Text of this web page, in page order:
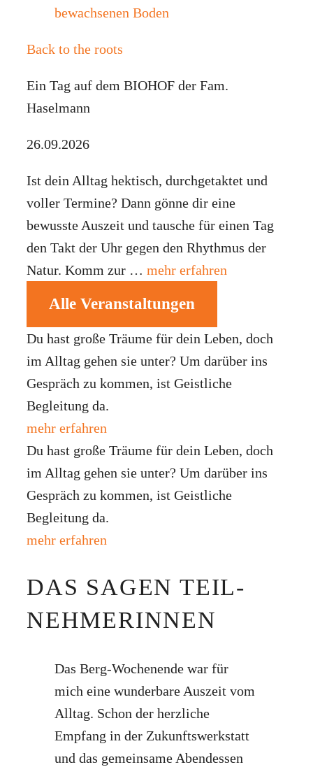
Back to the roots
Ein Tag auf dem BIOHOF der Fam.
Haselmann
26.09.2026
Ist dein Alltag hektisch, durchgetaktet und
voller Termine? Dann gönne dir eine
bewusste Auszeit und tausche für einen Tag
den Takt der Uhr gegen den Rhythmus der
Natur. Komm zur … mehr erfahren
Alle Veranstaltungen
Du hast große Träume für dein Leben, doch
im Alltag gehen sie unter? Um darüber ins
Gespräch zu kommen, ist Geistliche
Begleitung da.
mehr erfahren
Du hast große Träume für dein Leben, doch
im Alltag gehen sie unter? Um darüber ins
Gespräch zu kommen, ist Geistliche
Begleitung da.
mehr erfahren
DAS SAGEN TEIL­
NEHMER­INNEN
Das Berg-Wochenende war für
mich eine wunderbare Auszeit vom
Alltag. Schon der herzliche
Empfang in der Zukunftswerkstatt
und das gemeinsame Abendessen